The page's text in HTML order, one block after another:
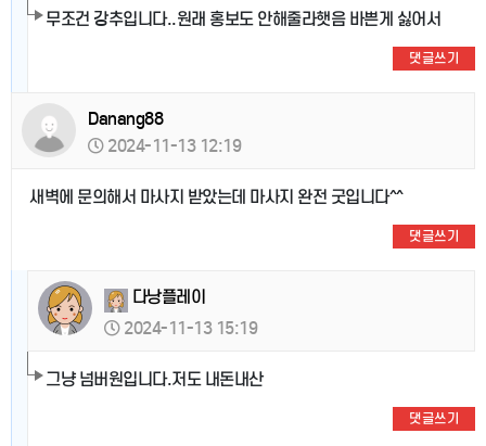
무조건 강추입니다..원래 홍보도 안해줄라햇음 바쁜게 싫어서
댓글쓰기
Danang88
2024-11-13 12:19
새벽에 문의해서 마사지 받았는데 마사지 완전 굿입니다^^
댓글쓰기
다낭플레이
2024-11-13 15:19
그냥 넘버원입니다.저도 내돈내산
댓글쓰기